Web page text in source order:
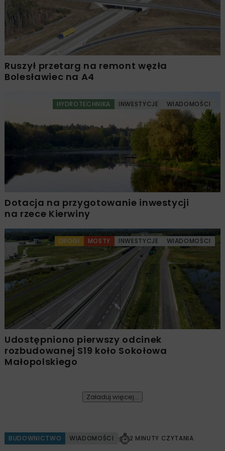
Ruszył przetarg na remont węzła
Bolesławiec na A4
HYDROTECHNIKA INWESTYCJE WIADOMOŚCI
Dotacja na przygotowanie inwestycji
na rzece Kierwiny
DROGI MOSTY INWESTYCJE WIADOMOŚCI
Udostępniono pierwszy odcinek
rozbudowanej S19 koło Sokołowa
Małopolskiego
Załaduj więcej...
BUDOWNICTWO WIADOMOŚCI 2 MINUTY CZYTANIA